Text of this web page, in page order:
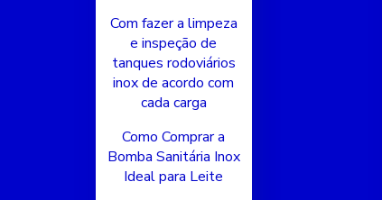
Com fazer a limpeza
e inspeção de
tanques rodoviários
inox de acordo com
cada carga
Como Comprar a
Bomba Sanitária Inox
Ideal para Leite